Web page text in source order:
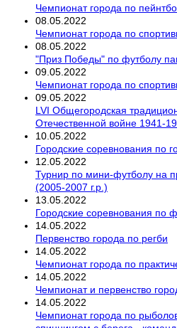
Чемпионат города по
08 05 2022
Чемпионат города по
08 05 2022
"Приз Победы" по футболу
09 05 2022
Чемпионат города по
09 05 2022
LVI Общегородская
Отечественной войне 1941-
10 05 2022
Городские соревнования по
12 05 2022
Турнир по мини-футболу на
(2005-2007 г.р.)
13 05 2022
Городские соревнования по
14 05 2022
Первенство города по регби
14 05 2022
Чемпионат города по
14 05 2022
Чемпионат и первенство
14 05 2022
Чемпионат города по